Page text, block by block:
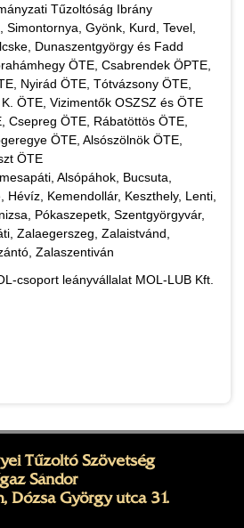
Tűzoltóság Ibrány
Simontornya, Gyönk, Kurd, Tevel,
Dunaszentgyörgy és Fadd
ÖTE, Csabrendek ÖPTE,
Nyirád ÖTE, Tótvázsony ÖTE,
ÖTE, Vizimentők OSZSZ és ÖTE
Csepreg ÖTE, Rábatöttös ÖTE,
ÖTE, Alsószölnök ÖTE,
ÖTE
Alsópáhok, Bucsuta,
Hévíz, Kemendollár, Keszthely, Lenti,
Pókaszepetk, Szentgyörgyvár,
Zalaegerszeg, Zalaistvánd,
Zalaszentiván
csoport leányvállalat MOL-LUB Kft.
Tűzoltó Szövetség
Sándor
Dózsa György utca 31.